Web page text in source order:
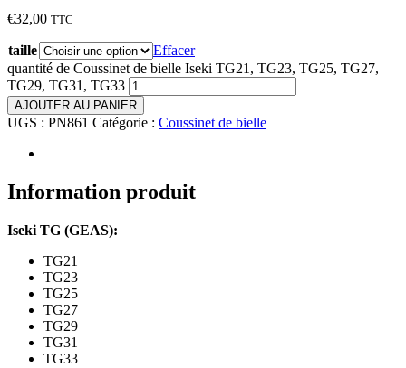
€32,00 TTC
taille
Effacer
quantité de Coussinet de bielle Iseki TG21, TG23, TG25, TG27,
TG29, TG31, TG33
AJOUTER AU PANIER
UGS : PN861 Catégorie : Coussinet de bielle
Information produit
Iseki TG (GEAS):
TG21
TG23
TG25
TG27
TG29
TG31
TG33